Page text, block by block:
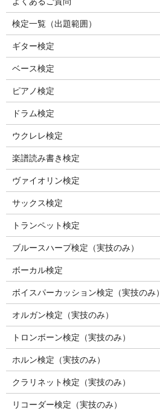
検定一覧（出題範囲）
ギター検定
ベース検定
ピアノ検定
ドラム検定
ウクレレ検定
楽譜読み書き検定
ヴァイオリン検定
サックス検定
トランペット検定
ブルースハープ検定（実技のみ）
ボーカル検定
ボイスパーカッション検定（実技のみ）
オルガン検定（実技のみ）
トロンボーン検定（実技のみ）
ホルン検定（実技のみ）
クラリネット検定（実技のみ）
リコーダー検定（実技のみ）